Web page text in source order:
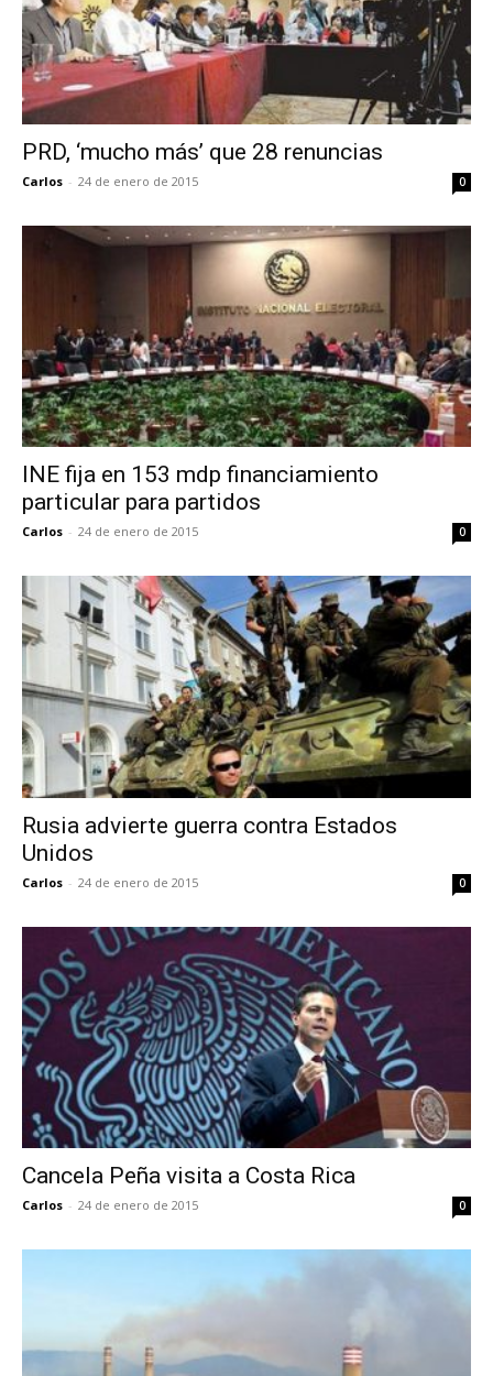
PRD, ‘mucho más’ que 28 renuncias
Carlos - 24 de enero de 2015 0
INE fija en 153 mdp financiamiento
particular para partidos
Carlos - 24 de enero de 2015 0
Rusia advierte guerra contra Estados
Unidos
Carlos - 24 de enero de 2015 0
Cancela Peña visita a Costa Rica
Carlos - 24 de enero de 2015 0